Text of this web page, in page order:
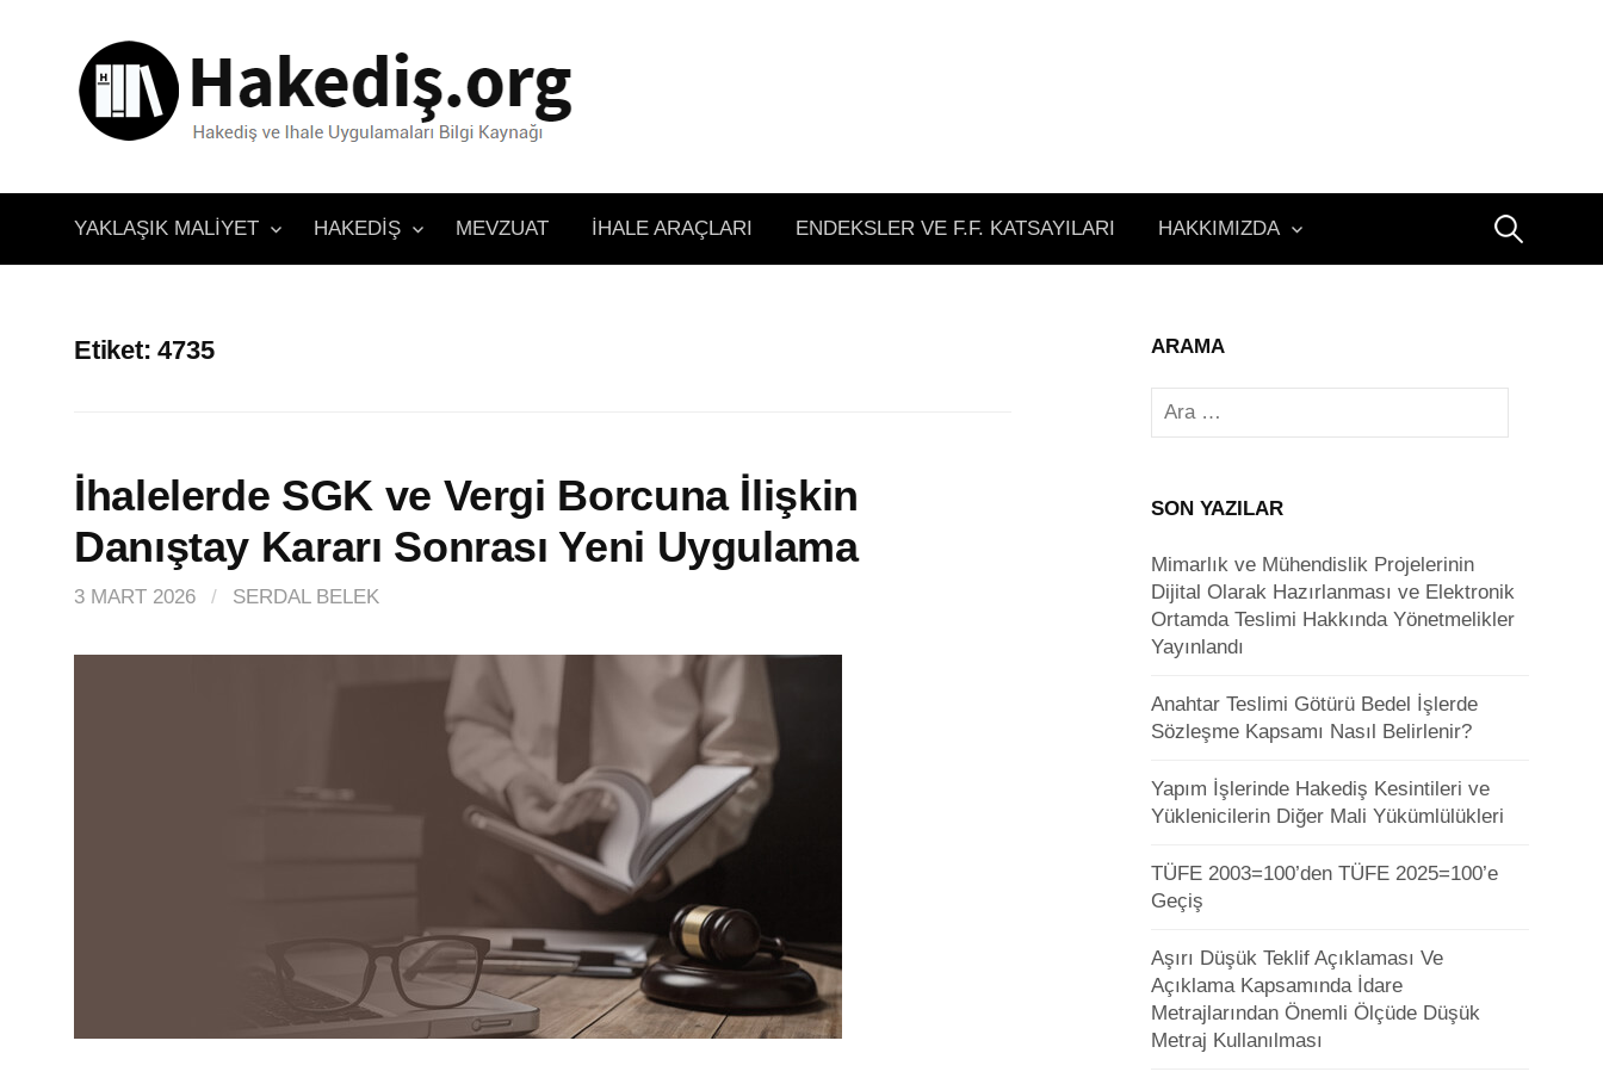
YAKLAŞIK MALIYET HAKEDIŞ MEVZUAT İHALE ARAÇLARI ENDEKSLER VE F.F. KATSAYILARI HAKKIMIZDA Arama:
Etiket:4735
İhalelerde SGK ve Vergi Borcuna İlişkin
Danıştay Kararı Sonrası Yeni Uygulama
3 MART 2026 / SERDAL BELEK
ARAMA
Arama:
SON YAZILAR
Mimarlık ve Mühendislik Projelerinin
Dijital Olarak Hazırlanması ve Elektronik
Ortamda Teslimi Hakkında Yönetmelikler
Yayınlandı
Anahtar Teslimi Götürü Bedel İşlerde
Sözleşme Kapsamı Nasıl Belirlenir?
Yapım İşlerinde Hakediş Kesintileri ve
Yüklenicilerin Diğer Mali Yükümlülükleri
TÜFE 2003=100’den TÜFE 2025=100’e
Geçiş
Aşırı Düşük Teklif Açıklaması Ve
Açıklama Kapsamında İdare
Metrajlarından Önemli Ölçüde Düşük
Metraj Kullanılması